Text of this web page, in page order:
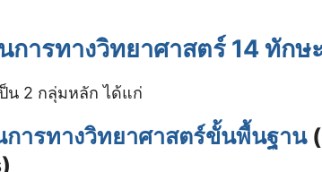
การทางวิทยาศาสตร์ 14 ทักษ
น 2 กลุ่มหลัก ได้แก่
ารทางวิทยาศาสตร์ขั้นพื้นฐาน